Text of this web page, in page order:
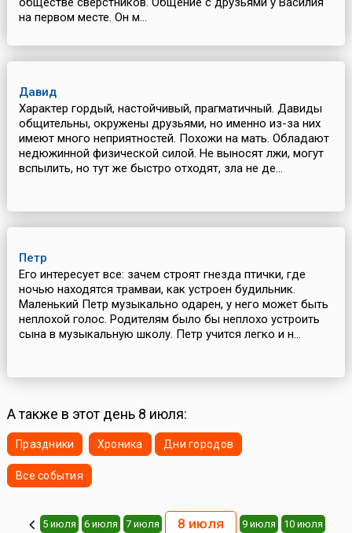
на первом месте. Он м...
Давид
Характер гордый, настойчивый, прагматичный. Давиды
общительны, окружены друзьями, но именно из-за них
имеют много неприятностей. Похожи на мать. Обладают
недюжинной физической силой. Не выносят лжи, могут
вспылить, но тут же быстро отходят, зла не де...
Петр
Его интересует все: зачем строят гнезда птички, где
ночью находятся трамваи, как устроен будильник.
Маленький Петр музыкально одарен, у него может быть
неплохой голос. Родителям было бы неплохо устроить
сына в музыкальную школу. Петр учится легко и н...
А также в этот день 8 июля:
Праздники Хроника Дни городов
Все события
5 июля 6 июля 7 июля 8 июля 9 июля 10 июля